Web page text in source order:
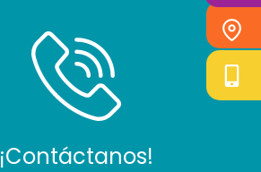
¡Contáctanos!